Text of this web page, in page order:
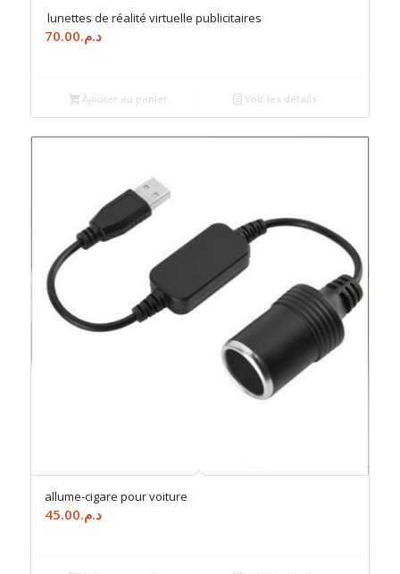
lunettes de réalité virtuelle publicitaires
د.م.70.00
Ajouter au panier Voir les détails
allume-cigare pour voiture
د.م.45.00